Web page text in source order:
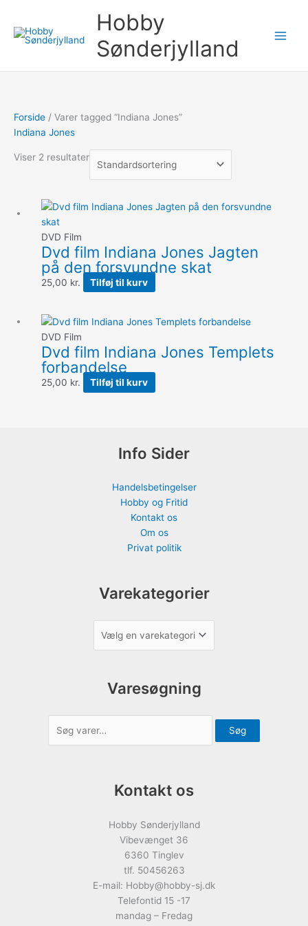
indholdet
Hobby
Sønderjylland
Forside / Varer tagged “Indiana Jones”
Indiana Jones
Viser 2 resultater
DVD Film
Dvd film Indiana Jones Jagten
på den forsvundne skat
25,00 kr. Tilføj til kurv
DVD Film
Dvd film Indiana Jones Templets
forbandelse
25,00 kr. Tilføj til kurv
Info Sider
Handelsbetingelser
Hobby og Fritid
Kontakt os
Om os
Privat politik
Varekategorier
Varesøgning
Søg
Kontakt os
Hobby Sønderjylland
Vibevænget 36
6360 Tinglev
tlf. 50456263
E-mail: Hobby@hobby-sj.dk
Telefontid 15 -17
mandag – Fredag